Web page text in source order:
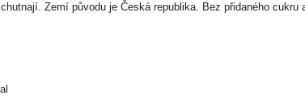
Zemí původu je Česká republika. Bez přidaného cukru